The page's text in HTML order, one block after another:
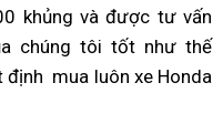
500
mới
Rebel
500
nhất
Rebel
500
app
khủng và được tư vấn
chúng tôi tốt như thế
định chiết
mua luôn vận
xe Honda